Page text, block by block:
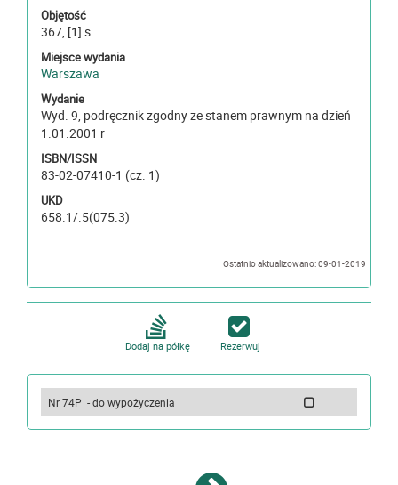
Objętość
367, [1] s
Miejsce wydania
Warszawa
Wydanie
Wyd. 9, podręcznik zgodny ze stanem prawnym na dzień
1.01.2001 r
ISBN/ISSN
83-02-07410-1 (cz. 1)
UKD
658.1/.5(075.3)
Ostatnio aktualizowano: 09-01-2019
Dodaj na półkę Rezerwuj
Nr 74P - do wypożyczenia